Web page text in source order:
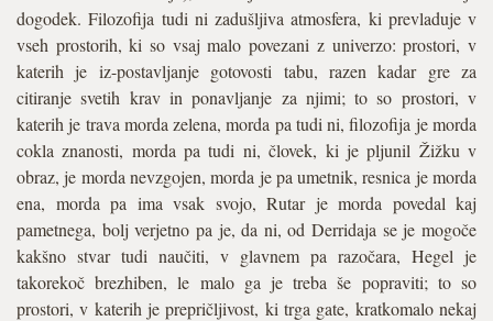
dogodek. Filozofija tudi ni zadušljiva atmosfera, ki prevladuje v
vseh prostorih, ki so vsaj malo povezani z univerzo: prostori, v
katerih je iz-postavljanje gotovosti tabu, razen kadar gre za
citiranje svetih krav in ponavljanje za njimi; to so prostori, v
katerih je trava morda zelena, morda pa tudi ni, filozofija je morda
cokla znanosti, morda pa tudi ni, človek, ki je pljunil Žižku v
obraz, je morda nevzgojen, morda je pa umetnik, resnica je morda
ena, morda pa ima vsak svojo, Rutar je morda povedal kaj
pametnega, bolj verjetno pa je, da ni, od Derridaja se je mogoče
kakšno stvar tudi naučiti, v glavnem pa razočara, Hegel je
takorekoč brezhiben, le malo ga je treba še popraviti; to so
prostori, v katerih je prepričljivost, ki trga gate, kratkomalo nekaj